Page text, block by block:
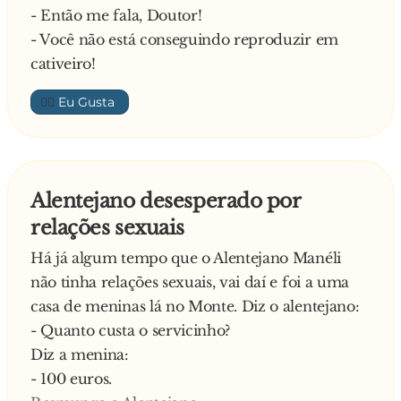
muito excitada, diz ao alentejano:
- Queres enfiar-me dois dedinhos?!
Paralisado, o alentejano benze-se e responde:
- F*da-se! Não me digas que também assobia?!
—
- Então me fala, Doutor!
- Você não está conseguindo reproduzir em
cativeiro!
👍🏼
Alentejano desesperado por
relações sexuais
Há já algum tempo que o Alentejano Manéli
não tinha relações sexuais, vai daí e foi a uma
casa de meninas lá no Monte. Diz o alentejano:
- Quanto custa o servicinho?
Diz a menina:
- 100 euros.